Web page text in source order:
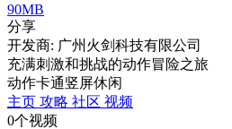
90MB
分享
开发商: 广州火剑科技有限公司
充满刺激和挑战的动作冒险之旅
动作卡通竖屏休闲
主页 攻略 社区 视频
0个视频